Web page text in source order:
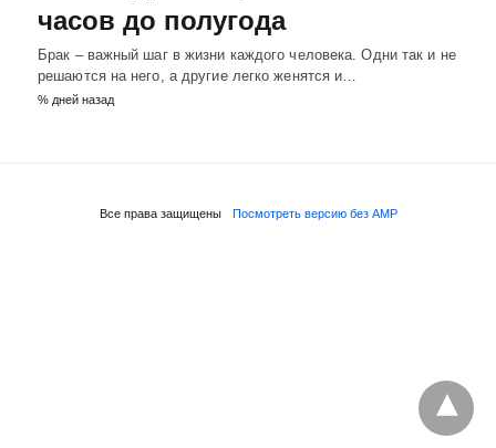
часов до полугода
Брак – важный шаг в жизни каждого человека. Одни так и не
решаются на него, а другие легко женятся и…
% дней назад
Все права защищены Посмотреть версию без AMP